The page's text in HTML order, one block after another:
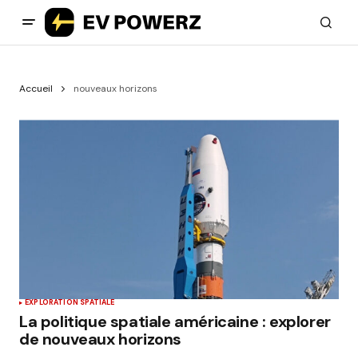
Accueil nouveaux horizons
EXPLORATION SPATIALE
La politique spatiale américaine : explorer
de nouveaux horizons